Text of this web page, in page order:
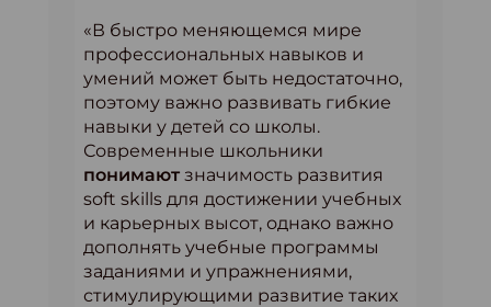
«В быстро меняющемся мире
профессиональных навыков и
умений может быть недостаточно,
поэтому важно развивать гибкие
навыки у детей со школы.
Современные школьники
понимают значимость развития
soft skills для достижении учебных
и карьерных высот, однако важно
дополнять учебные программы
заданиями и упражнениями,
стимулирующими развитие таких